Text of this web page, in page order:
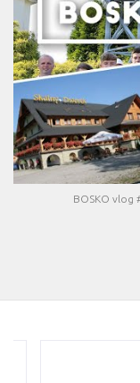
BOSKO vlog